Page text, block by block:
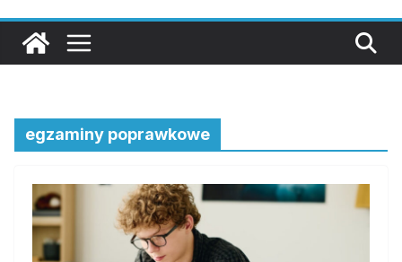
egzaminy poprawkowe